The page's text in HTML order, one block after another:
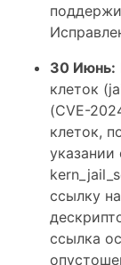
30 Июнь:
клеток
(CVE-
клеток,
указании
ссылку
ссылка